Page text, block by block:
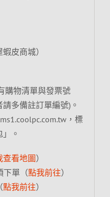
皮商城）
購物清單與發票號
多備註訂單編號)。
，標
。
查看地圖）
下單（點我前往）
點我前往）